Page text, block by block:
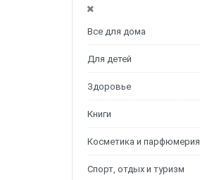
Все для дома
Для детей
Здоровье
Книги
Косметика и парфюмерия
Спорт, отдых и туризм